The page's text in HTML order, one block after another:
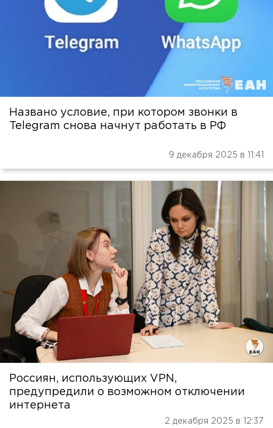
Названо условие, при котором звонки в
Telegram снова начнут работать в РФ
9 декабря 2025 в 11:41
Россиян, использующих VPN,
предупредили о возможном отключении
интернета
2 декабря 2025 в 12:37